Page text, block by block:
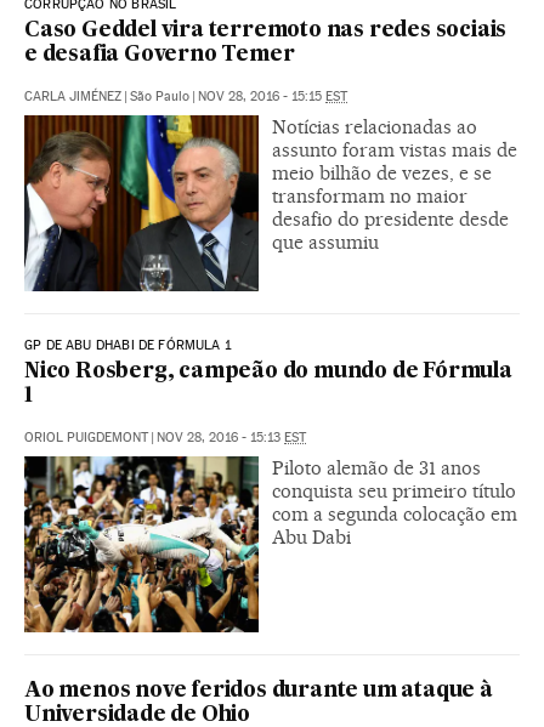
CORRUPÇÃO NO BRASIL
Caso Geddel vira terremoto nas redes sociais
e desafia Governo Temer
CARLA JIMÉNEZ | São Paulo | NOV 28, 2016 - 15:15 EST
Notícias relacionadas ao
assunto foram vistas mais de
meio bilhão de vezes, e se
transformam no maior
desafio do presidente desde
que assumiu
GP DE ABU DHABI DE FÓRMULA 1
Nico Rosberg, campeão do mundo de Fórmula
1
ORIOL PUIGDEMONT | NOV 28, 2016 - 15:13 EST
Piloto alemão de 31 anos
conquista seu primeiro título
com a segunda colocação em
Abu Dabi
Ao menos nove feridos durante um ataque à
Universidade de Ohio